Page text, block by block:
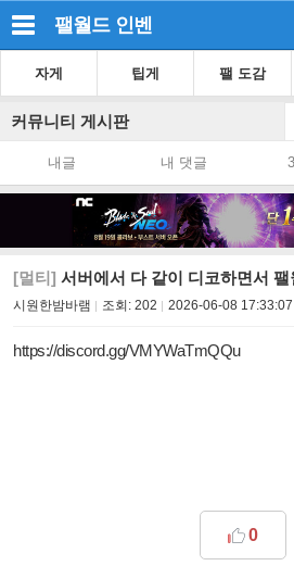
팰월드 인벤
자게 팁게 팰 도감
커뮤니티 게시판
내글 내 댓글
[멀티] 서버에서 다 같이 디코하면서
시원한밤바램 조회: 202 2026-06-08 17:33:07
https://discord.gg/VMYWaTmQQu
0